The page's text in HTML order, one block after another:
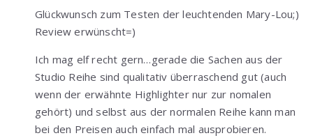
Glückwunsch zum Testen der leuchtenden Mary-Lou;)
Review erwünscht=)
Ich mag elf recht gern…gerade die Sachen aus der
Studio Reihe sind qualitativ überraschend gut (auch
wenn der erwähnte Highlighter nur zur nomalen
gehört) und selbst aus der normalen Reihe kann man
bei den Preisen auch einfach mal ausprobieren.